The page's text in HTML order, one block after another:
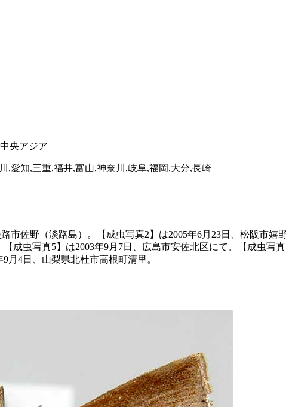
央アジア
,愛知,三重,福井,富山,神奈川,岐阜,福岡,大分,長崎
市佐野（淡路島）。【成虫写真2】は2005年6月23日、松阪市
成虫写真5】は2003年9月7日、広島市安佐北区にて。【成虫写
月4日、山梨県北杜市高根町清里。